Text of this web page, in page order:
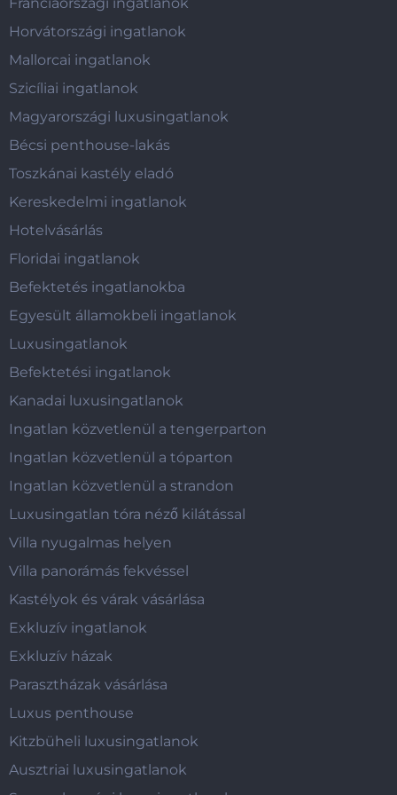
Horvátországi ingatlanok
Mallorcai ingatlanok
Szicíliai ingatlanok
Magyarországi luxusingatlanok
Bécsi penthouse-lakás
Toszkánai kastély eladó
Kereskedelmi ingatlanok
Hotelvásárlás
Floridai ingatlanok
Befektetés ingatlanokba
Egyesült államokbeli ingatlanok
Luxusingatlanok
Befektetési ingatlanok
Kanadai luxusingatlanok
Ingatlan közvetlenül a tengerparton
Ingatlan közvetlenül a tóparton
Ingatlan közvetlenül a strandon
Luxusingatlan tóra néző kilátással
Villa nyugalmas helyen
Villa panorámás fekvéssel
Kastélyok és várak vásárlása
Exkluzív ingatlanok
Exkluzív házak
Parasztházak vásárlása
Luxus penthouse
Kitzbüheli luxusingatlanok
Ausztriai luxusingatlanok